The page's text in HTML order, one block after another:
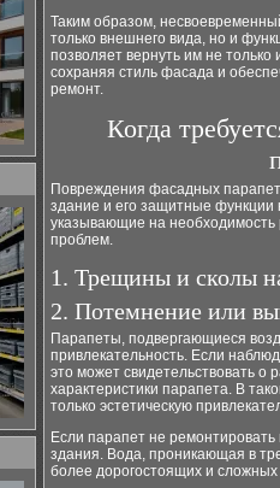
Таким образом,
только внешнего вида, но и
позволяет вернуть им не
сохраняя стиль фасада и
ремонт.
Когда
Повреждения фасадных
здание и его защитные
указывающие на
проблем.
1. Трещины и сколы
2. Потемнение или
Парапеты, подвергающиеся
привлекательность. Если
это может свидетельствовать
характеристики парапета. В
только эстетическую
Если парапет не
здания. Вода, проникающая в
более дорогостоящих и